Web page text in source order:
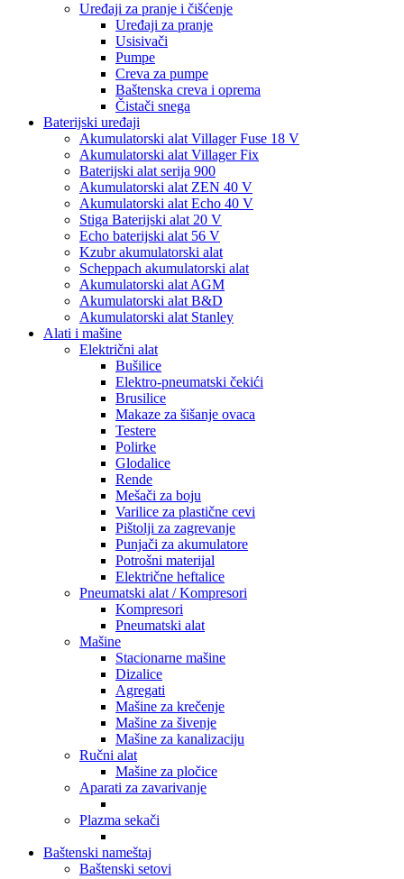
Uređaji za pranje i čišćenje
Uređaji za pranje
Usisivači
Pumpe
Creva za pumpe
Baštenska creva i oprema
Čistači snega
Baterijski uređaji
Akumulatorski alat Villager Fuse 18 V
Akumulatorski alat Villager Fix
Baterijski alat serija 900
Akumulatorski alat ZEN 40 V
Akumulatorski alat Echo 40 V
Stiga Baterijski alat 20 V
Echo baterijski alat 56 V
Kzubr akumulatorski alat
Scheppach akumulatorski alat
Akumulatorski alat AGM
Akumulatorski alat B&D
Akumulatorski alat Stanley
Alati i mašine
Električni alat
Bušilice
Elektro-pneumatski čekići
Brusilice
Makaze za šišanje ovaca
Testere
Polirke
Glodalice
Rende
Mešači za boju
Varilice za plastične cevi
Pištolji za zagrevanje
Punjači za akumulatore
Potrošni materijal
Električne heftalice
Pneumatski alat / Kompresori
Kompresori
Pneumatski alat
Mašine
Stacionarne mašine
Dizalice
Agregati
Mašine za krečenje
Mašine za šivenje
Mašine za kanalizaciju
Ručni alat
Mašine za pločice
Aparati za zavarivanje
Plazma sekači
Baštenski nameštaj
Baštenski setovi